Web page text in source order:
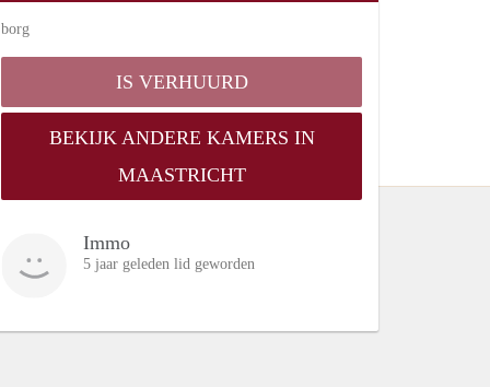
borg
IS VERHUURD
BEKIJK ANDERE KAMERS IN
MAASTRICHT
Immo
5 jaar geleden lid geworden